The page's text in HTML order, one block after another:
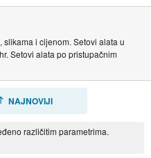
i cijenom. Setovi alata u
Setovi alata po pristupačnim
NAJNOVIJI
različitim parametrima.